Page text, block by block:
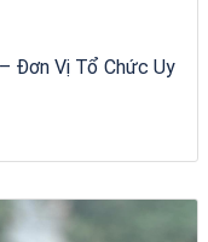
Đơn Vị Tổ Chức Uy